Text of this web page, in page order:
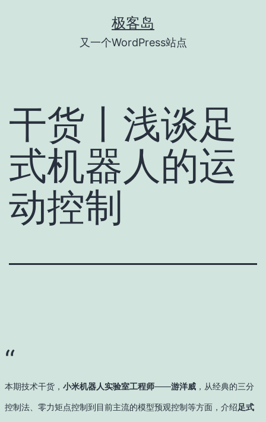
极客岛
又一个WordPress站点
干货丨浅谈足
式机器人的运
动控制
“
本期技术干货， 小米机器人实验室工程师——游洋威 ， 从经典的三分
控制法、零力矩点控制到目前主流的模型预观控制等方面 ，介绍足式